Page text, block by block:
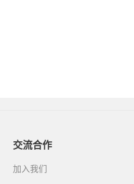
交流合作
加入我们